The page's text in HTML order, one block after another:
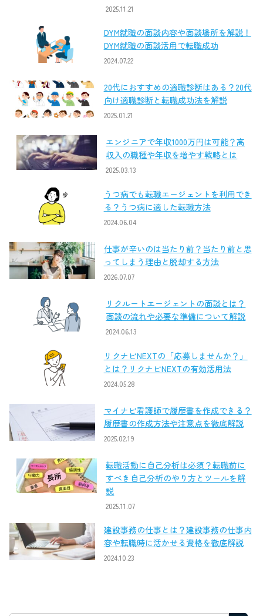
2025.11.21
DYM就職の面談内容や面談場所を解説！
DYM就職の面談活用で転職成功
2024.07.22
20代におすすめの適職診断はある？20代
向け適職診断と転職成功法を解説
2025.01.21
エンジニアで年収1000万円は可能？高
収入の職種や年収を増やす戦略とは
2025.03.13
うつ病でも転職エージェントを利用でき
る？うつ病に適した転職方法
2024.06.04
仕事が辛いのは当たり前？当たり前と思
ってしまう理由と脱却する方法
2026.07.07
リクルートエージェントの面談とは？
面談の流れや必要な準備について解説
2024.06.13
リクナビNEXTの「応募しませんか？」
とは？リクナビNEXTの有効活用法
2024.05.28
マイナビ看護師で履歴書を作成できる？
履歴書の作成方法や注意点を徹底解説
2025.02.19
転職活動に自己分析は必須？転職前に
すべき自己分析のやり方とツールを解
説
2025.11.07
建設事務の仕事とは？建設事務の仕事内
容や転職時に活かせる資格を徹底解説
2024.10.23